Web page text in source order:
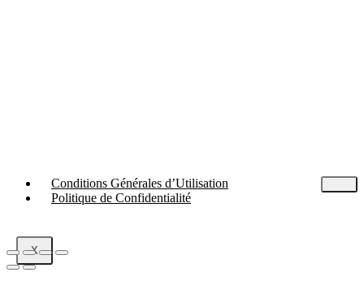
Conditions Générales d’Utilisation
Politique de Confidentialité
X